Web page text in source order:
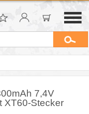
7,4V
XT60-Stecker